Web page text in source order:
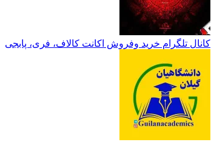
کانال تلگرام خرید وفروش اکانت کالاف، فری، پابجی